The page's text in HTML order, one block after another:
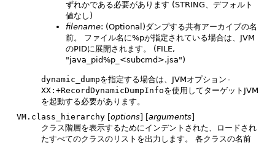
ずれかである必要があります (STRING、デフォルト
値なし)
filename: (Optional)ダンプする共有アーカイブの名
前。
ファイル名に%pが指定されている場合は、JVM
のPIDに展開されます。
(FILE,
"java_pid%p_<subcmd>.jsa")
dynamic_dumpを指定する場合は、JVMオプション -
XX:+RecordDynamicDumpInfoを使用してターゲットJVM
を起動する必要があります。
VM.class_hierarchy [options] [arguments]
クラス階層を表示するためにインデントされた、ロードされ
たすべてのクラスのリストを出力します。
各クラスの名前